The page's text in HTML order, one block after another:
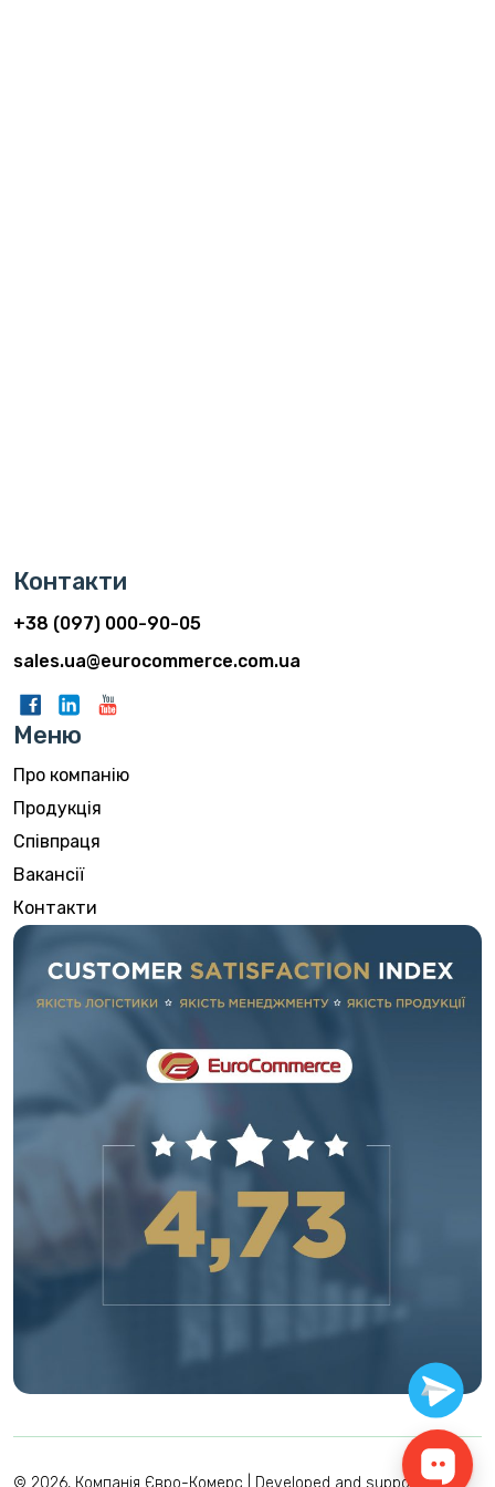
Контакти
+38 (097) 000-90-05
sales.ua@eurocommerce.com.ua
Меню
Про компанію
Продукція
Співпраця
Вакансії
Контакти